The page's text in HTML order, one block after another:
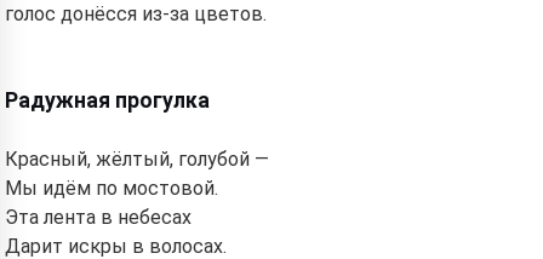
голос донёсся из-за цветов.
Радужная прогулка
Красный, жёлтый, голубой —
Мы идём по мостовой.
Эта лента в небесах
Дарит искры в волосах.